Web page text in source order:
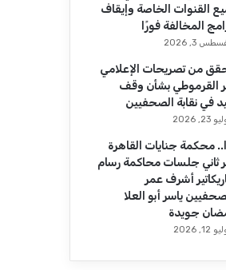
القنوات الخاصة وإيقاف
المخالفة فورًا
3, 2026
من تصريحات الإعلامي
القرموطي بشأن وقف
في نقابة الصحفيين
23, 2026
محكمة جنايات القاهرة
ثاني جلسات محاكمة رسام
أشرف عمر
ياسر أبو العلا
جويدة
12, 2026